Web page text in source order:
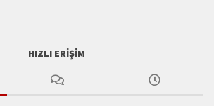
HIZLI ERIŞIM